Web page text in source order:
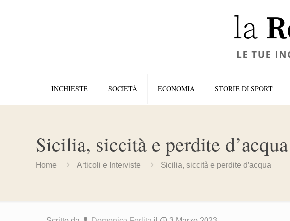
INCHIESTE SOCIETÀ ECONOMIA STORIE DI SPORT
Sicilia, siccità e perdite d’acqua
Home Articoli e Interviste Sicilia, siccità e perdite d’acqua